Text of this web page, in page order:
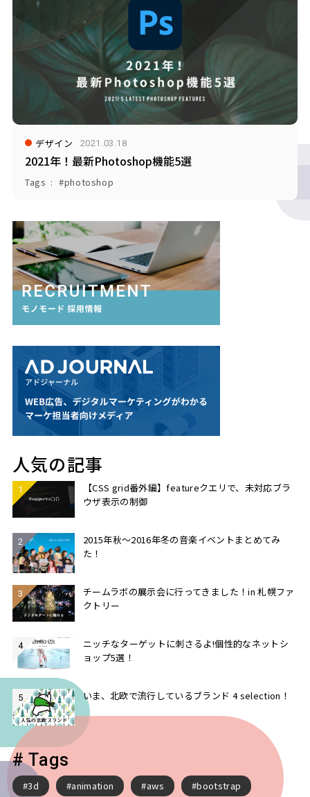
デザイン 2021.03.18
2021年！最新Photoshop機能5選
Tags photoshop
人気の記事
【CSS grid番外編】featureクエリで、未対応ブラ
ウザ表示の制御
2015年秋〜2016年冬の音楽イベントまとめてみ
た！
チームラボの展示会に行ってきました！in 札幌ファ
クトリー
ニッチなターゲットに刺さるよ!個性的なネットシ
ョップ5選！
いま、北欧で流行しているブランド 4 selection！
# Tags
3d animation aws bootstrap